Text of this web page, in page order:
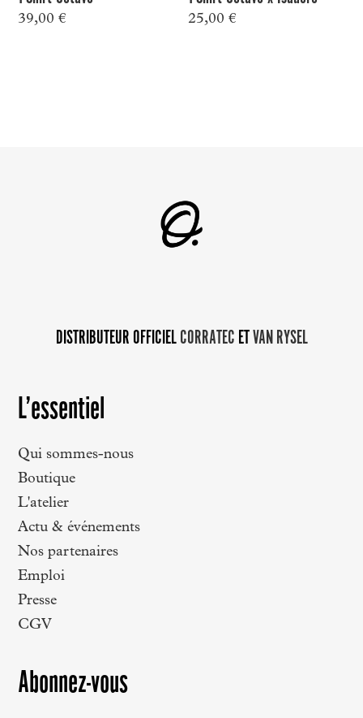
39,00€ 25,00€
DISTRIBUTEUR OFFICIEL CORRATEC ETVAN RYSEL
L’essentiel
Qui sommes-nous
Boutique
L'atelier
Actu & événements
Nos partenaires
Emploi
Presse
CGV
Abonnez-vous